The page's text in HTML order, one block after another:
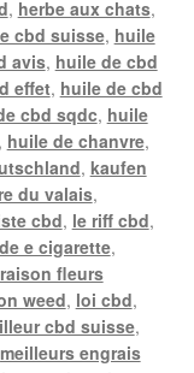
, herbe aux chats,
cbd suisse, huile
avis, huile de cbd
effet, huile de cbd
cbd sqdc, huile
, huile de chanvre,
, kaufen
du valais,
cbd, le riff cbd,
e cigarette,
fleurs
weed, loi cbd,
cbd suisse,
meilleurs engrais